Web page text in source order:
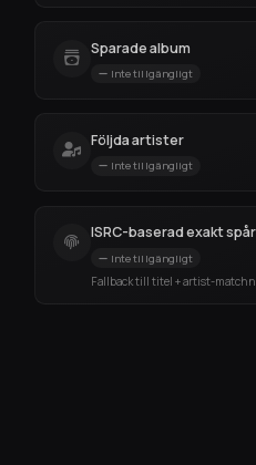
Sparade album
Inte tillgängligt
Följda artister
Inte tillgängligt
ISRC-baserad exakt
Inte tillgängligt
Fallback till titel + artist-